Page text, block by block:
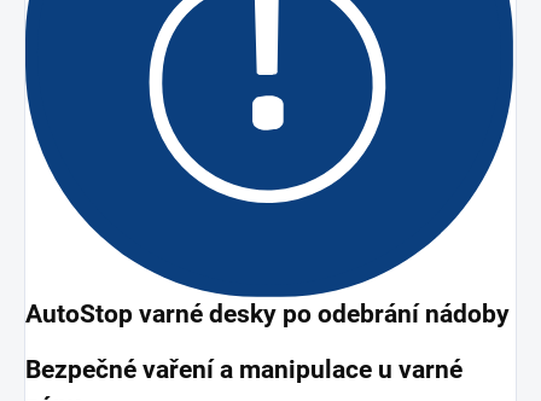
AutoStop varné desky po odebrání nádoby
Bezpečné vaření a manipulace u varné